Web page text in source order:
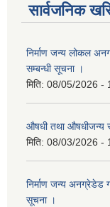
सार्वजनिक
निर्माण जन्य लोकल
सम्बन्धी सूचना ।
मिति: 08/05/2026 -
औषधी तथा औषधीजन्य
मिति: 08/03/2026 -
निर्माण जन्य अनग्रेडेड
सूचना ।